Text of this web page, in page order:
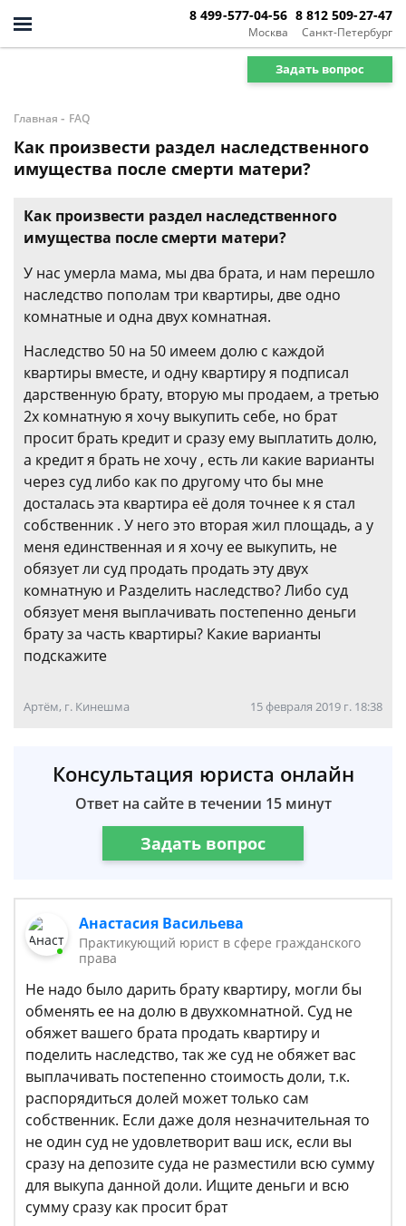
Москва
8 499-577-04-56
Санкт-Петербург
8 812 509-27-47
Задать вопрос
Главная - FAQ
Как произвести раздел наследственного
имущества после смерти матери?
Как произвести раздел наследственного
имущества после смерти матери?
У нас умерла мама, мы два брата, и нам перешло
наследство пополам три квартиры, две одно
комнатные и одна двух комнатная.
Наследство 50 на 50 имеем долю с каждой
квартиры вместе, и одну квартиру я подписал
дарственную брату, вторую мы продаем, а третью
2х комнатную я хочу выкупить себе, но брат
просит брать кредит и сразу ему выплатить долю,
а кредит я брать не хочу , есть ли какие варианты
через суд либо как по другому что бы мне
досталась эта квартира её доля точнее к я стал
собственник . У него это вторая жил площадь, а у
меня единственная и я хочу ее выкупить, не
обязует ли суд продать продать эту двух
комнатную и Разделить наследство? Либо суд
обязует меня выплачивать постепенно деньги
брату за часть квартиры? Какие варианты
подскажите
Артём, г. Кинешма 15 февраля 2019 г. 18:38
Консультация юриста онлайн
Ответ на сайте в течении 15 минут
Задать вопрос
Анастасия Васильева
Практикующий юрист в сфере гражданского
права
Не надо было дарить брату квартиру, могли бы
обменять ее на долю в двухкомнатной. Суд не
обяжет вашего брата продать квартиру и
поделить наследство, так же суд не обяжет вас
выплачивать постепенно стоимость доли, т.к.
распорядиться долей может только сам
собственник. Если даже доля незначительная то
не один суд не удовлетворит ваш иск, если вы
сразу на депозите суда не разместили всю сумму
для выкупа данной доли. Ищите деньги и всю
сумму сразу как просит брат